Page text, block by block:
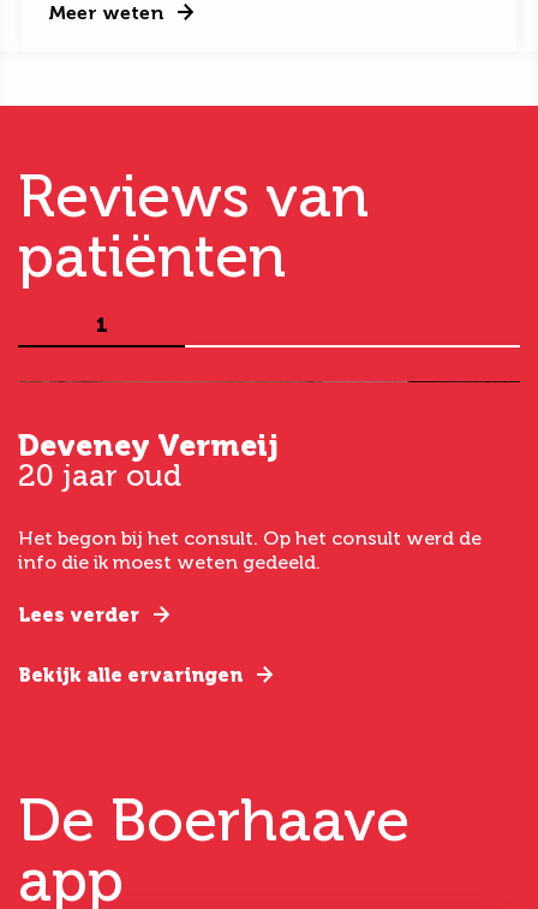
Meer weten
Reviews van
patiënten
1
Deveney Vermeij
20 jaar oud
Het begon bij het consult. Op het consult werd de
info die ik moest weten gedeeld.
Lees verder
Bekijk alle ervaringen
De Boerhaave
app